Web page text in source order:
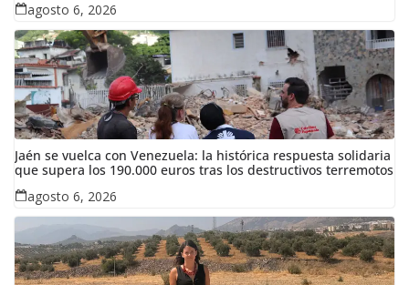
agosto 6, 2026
Jaén se vuelca con Venezuela: la histórica respuesta solidaria
que supera los 190.000 euros tras los destructivos terremotos
agosto 6, 2026